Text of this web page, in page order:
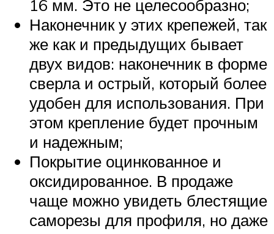
16 мм. Это не целесообразно;
Наконечник у этих крепежей, так
же как и предыдущих бывает
двух видов: наконечник в форме
сверла и острый, который более
удобен для использования. При
этом крепление будет прочным
и надежным;
Покрытие оцинкованное и
оксидированное. В продаже
чаще можно увидеть блестящие
саморезы для профиля, но даже